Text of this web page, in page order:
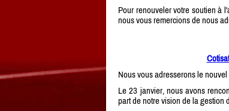
Pour renouveler votre soutien à
nous vous remercions de nous
Nous vous adresserons le
Le 23 janvier, nous avons
part de notre vision de la gestion